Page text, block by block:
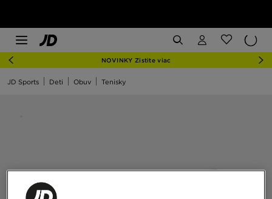
NOVINKY Zistite viac
JD Sports Deti Obuv Tenisky